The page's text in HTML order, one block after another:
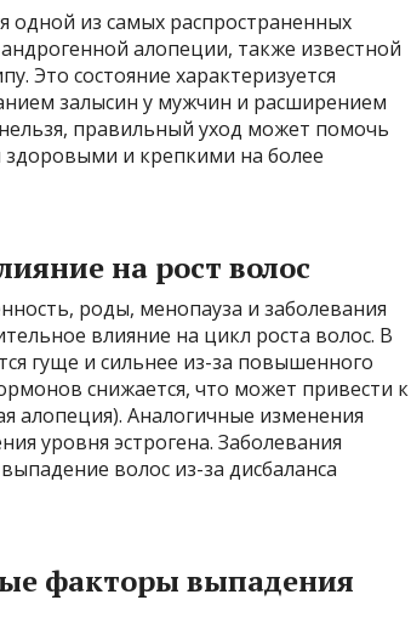
одной из самых распространенных
алопеции, также известной
Это состояние характеризуется
залысин у мужчин и расширением
правильный уход может помочь
здоровыми и крепкими на более
на рост волос
роды, менопауза и заболевания
влияние на цикл роста волос. В
гуще и сильнее из-за повышенного
снижается, что может привести к
алопеция). Аналогичные изменения
уровня эстрогена. Заболевания
волос из-за дисбаланса
факторы выпадения